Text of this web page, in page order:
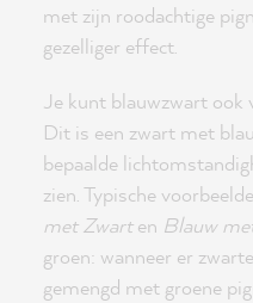
met zijn roodachtige
gezelliger effect.
Je kunt blauwzwart
Dit is een zwart met
bepaalde
zien. Typische
met Zwarten Blauw
groen: wanneer er
gemengd met groene